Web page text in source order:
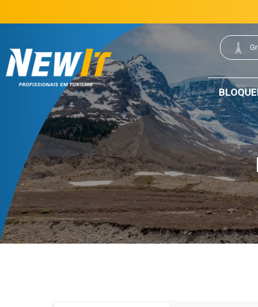
NewIt - Profissionais em Turismo